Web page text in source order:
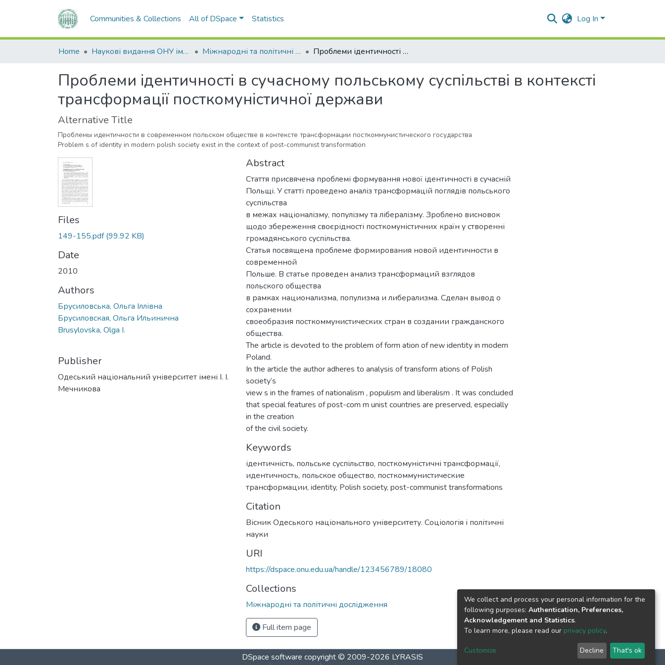
Communities & Collections All of DSpace Statistics Log In
Home Наукові видання ОНУ імені І. І. Мечникова Міжнародні та політичні дослідження Проблеми ідентичності в сучасному польському суспільстві в контексті трансформації посткомуністичної держави
Проблеми ідентичності в сучасному польському суспільстві в контексті
трансформації посткомуністичної держави
Alternative Title
Проблемы идентичности в современном польском обществе в контексте трансформации посткоммунистического государства
Problem s of identity in modern polish society exist in the context of post-communist transformation
Files
149-155.pdf(99.92 KB)
Date
2010
Authors
Брусиловська, Ольга Іллівна
Брусиловская, Ольга Ильинична
Brusylovska, Olga I.
Publisher
Одеський національний університет імені І. І.
Мечникова
Abstract
Стаття присвячена проблемі формування нової ідентичності в сучасній
Польщі. У статті проведено аналіз трансформацій поглядів польського
суспільства
в межах націоналізму, популізму та лібералізму. Зроблено висновок
щодо збереження своєрідності посткомуністичних країн у створенні
громадянського суспільства.
Статья посвящена проблеме формирования новой идентичности в
современной
Польше. В статье проведен анализ трансформаций взглядов
польского общества
в рамках национализма, популизма и либерализма. Сделан вывод о
сохранении
своеобразия посткоммунистических стран в создании гражданского
общества.
The article is devoted to the problem of form ation of new identity in modern
Poland.
In the article the author adheres to analysis of transform ations of Polish
society’s
view s in the frames of nationalism , populism and liberalism . It was concluded
that special features of post-com m unist countries are preserved, especially
in the creation
of the civil society.
Keywords
ідентичність, польське суспільство, посткомуністичні трансформації,
идентичность, польское общество, посткоммунистические
трансформации, identity, Polish society, post-communist transformations
Citation
Вісник Одеського національного університету. Соціологія і політичні
науки
URI
https://dspace.onu.edu.ua/handle/123456789/18080
Collections
Міжнародні та політичні дослідження
Full item page
DSpace software copyright © 2009-2026 LYRASIS
We collect and process your personal information for the
following purposes: Authentication, Preferences,
Acknowledgement and Statistics.
To learn more, please read our privacy policy.
Customize Decline That's ok